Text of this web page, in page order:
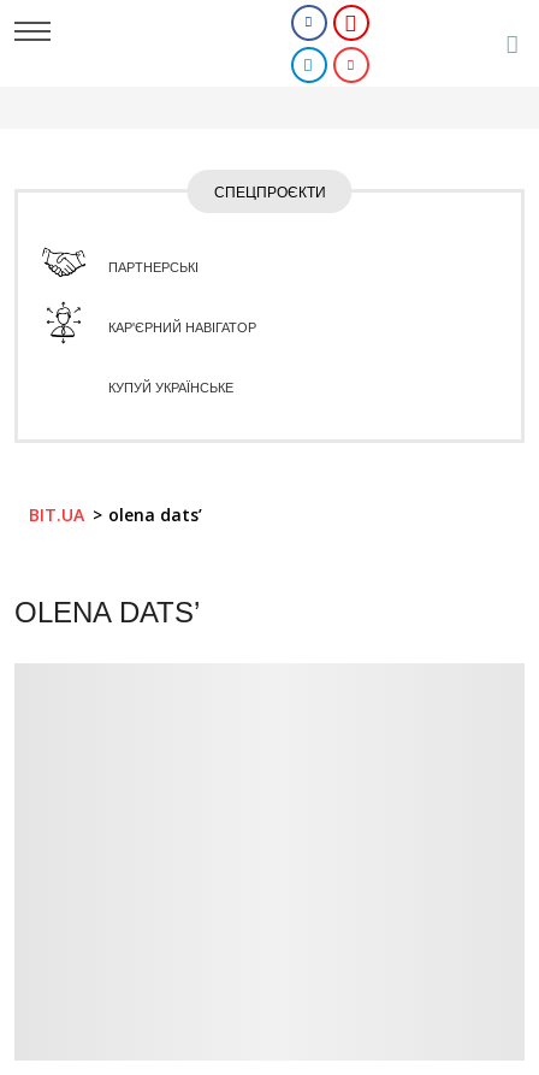
СПЕЦПРОЄКТИ
ПАРТНЕРСЬКІ
КАР'ЄРНИЙ НАВІГАТОР
КУПУЙ УКРАЇНСЬКЕ
BIT.UA olena dats’
OLENA DATS’